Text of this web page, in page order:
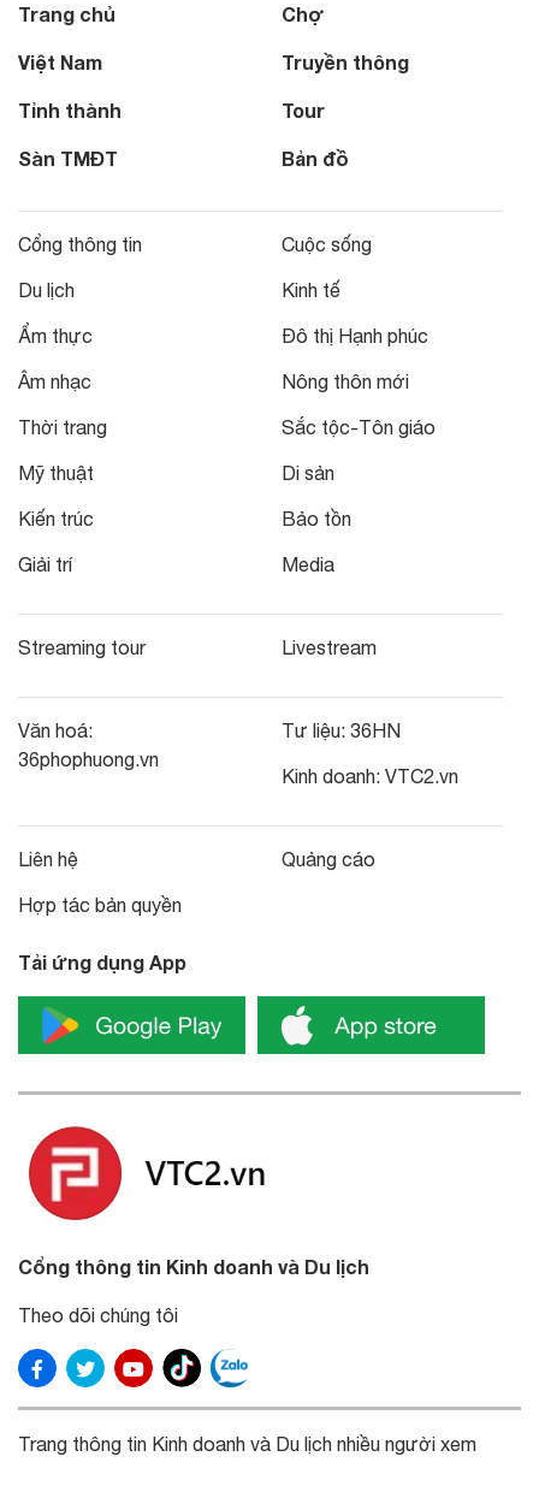
Trang chủ
Việt Nam
Tỉnh thành
Sàn TMĐT
Chợ
Truyền thông
Tour
Bản đồ
Cổng thông tin
Du lịch
Ẩm thực
Âm nhạc
Thời trang
Mỹ thuật
Kiến trúc
Giải trí
Cuộc sống
Kinh tế
Đô thị Hạnh phúc
Nông thôn mới
Sắc tộc-Tôn giáo
Di sản
Bảo tồn
Media
Streaming tour Livestream
Văn hoá:
36phophuong.vn
Tư liệu: 36HN
Kinh doanh: VTC2.vn
Liên hệ
Hợp tác bản quyền
Quảng cáo
Tải ứng dụng App
Cổng thông tin Kinh doanh và Du lịch
Theo dõi chúng tôi
Trang thông tin Kinh doanh và Du lịch nhiều người xem